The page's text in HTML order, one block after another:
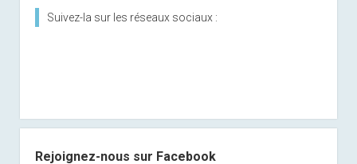
Suivez-la sur les réseaux sociaux :
Rejoignez-nous sur Facebook